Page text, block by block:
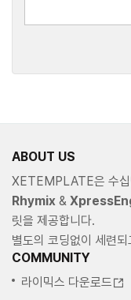
ABOUT US
XETEMPLATE은 수십
Rhymix &
릿을 제공합니다.
별도의 코딩없이 세련
COMMUNITY
라이믹스 다운로드